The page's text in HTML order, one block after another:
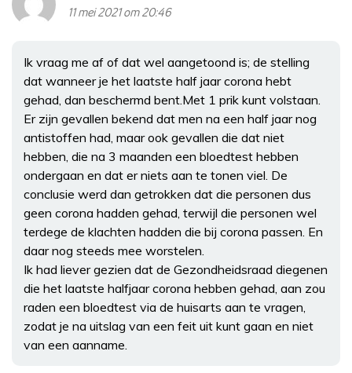
11 mei 2021 om 20:46
Ik vraag me af of dat wel aangetoond is; de stelling
dat wanneer je het laatste half jaar corona hebt
gehad, dan beschermd bent.Met 1 prik kunt volstaan.
Er zijn gevallen bekend dat men na een half jaar nog
antistoffen had, maar ook gevallen die dat niet
hebben, die na 3 maanden een bloedtest hebben
ondergaan en dat er niets aan te tonen viel. De
conclusie werd dan getrokken dat die personen dus
geen corona hadden gehad, terwijl die personen wel
terdege de klachten hadden die bij corona passen. En
daar nog steeds mee worstelen.
Ik had liever gezien dat de Gezondheidsraad diegenen
die het laatste halfjaar corona hebben gehad, aan zou
raden een bloedtest via de huisarts aan te vragen,
zodat je na uitslag van een feit uit kunt gaan en niet
van een aanname.